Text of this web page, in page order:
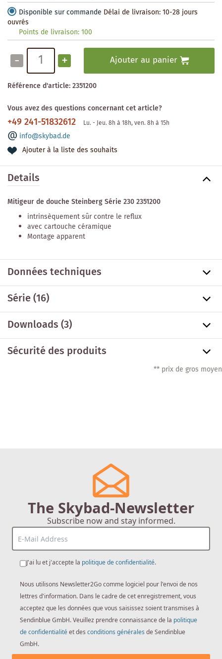
Disponible sur commande Délai de livraison: 10-28 jours
ouvrés
Points de livraison:100
- + Ajouter au panier
Référence d'article:2351200
Vous avez des questions concernant cet article?
+49 241-51832612 Lu. - Jeu. 8h à 18h, ven. 8h à 15h
info@skybad.de
Ajouter à la liste des souhaits
Details
Mitigeur de douche Steinberg Série 230 2351200
intrinsèquement sûr contre le reflux
avec cartouche céramique
Montage apparent
Données techniques
Série(16)
Downloads (3)
Sécurité des produits
** prix de gros moyen
The Skybad-Newsletter
Subscribe now and stay informed.
J'ai lu et j'accepte la politique de confidentialité.
Nous utilisons Newsletter2Go comme logiciel pour l'envoi de nos
lettres d'information. Dans le cadre de cet enregistrement, vous
acceptez que les données que vous saisissez soient transmises à
Sendinblue GmbH. Veuillez prendre connaissance de la politique
de confidentialitéet des conditions générales de Sendinblue
GmbH.